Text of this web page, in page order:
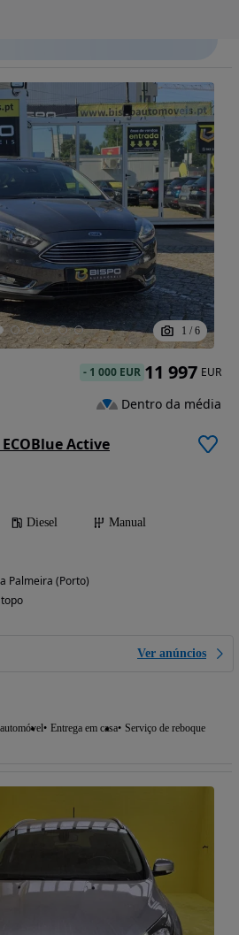
1 / 6
Active
Diesel
Manual
Palmeira (Porto)
Ver anúncios
Entrega em casa Serviço de reboque
- 1 000 EUR 11 997 EUR
Dentro da média